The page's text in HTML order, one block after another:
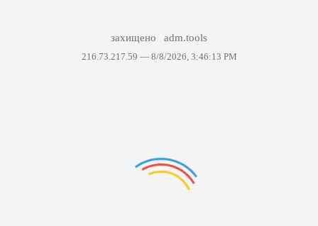
захищено adm.tools
216.73.217.59 — 8/8/2026, 3:46:13 PM